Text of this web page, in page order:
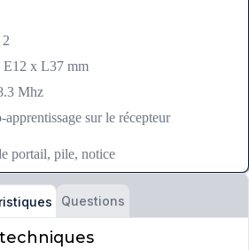
E12 x L37 mm
Mhz
sur le récepteur
portail, pile, notice
Questions